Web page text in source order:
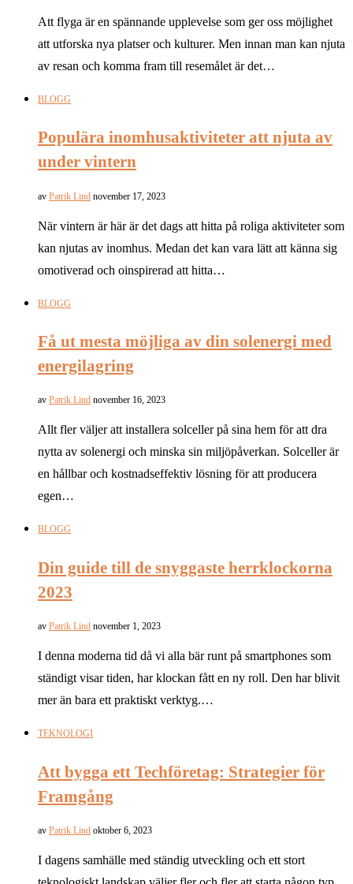
Att flyga är en spännande upplevelse som ger oss möjlighet
att utforska nya platser och kulturer. Men innan man kan njuta
av resan och komma fram till resemålet är det…
BLOGG
Populära inomhusaktiviteter att njuta av
under vintern
av Patrik Lind november 17, 2023
När vintern är här är det dags att hitta på roliga aktiviteter som
kan njutas av inomhus. Medan det kan vara lätt att känna sig
omotiverad och oinspirerad att hitta…
BLOGG
Få ut mesta möjliga av din solenergi med
energilagring
av Patrik Lind november 16, 2023
Allt fler väljer att installera solceller på sina hem för att dra
nytta av solenergi och minska sin miljöpåverkan. Solceller är
en hållbar och kostnadseffektiv lösning för att producera
egen…
BLOGG
Din guide till de snyggaste herrklockorna
2023
av Patrik Lind november 1, 2023
I denna moderna tid då vi alla bär runt på smartphones som
ständigt visar tiden, har klockan fått en ny roll. Den har blivit
mer än bara ett praktiskt verktyg.…
TEKNOLOGI
Att bygga ett Techföretag: Strategier för
Framgång
av Patrik Lind oktober 6, 2023
I dagens samhälle med ständig utveckling och ett stort